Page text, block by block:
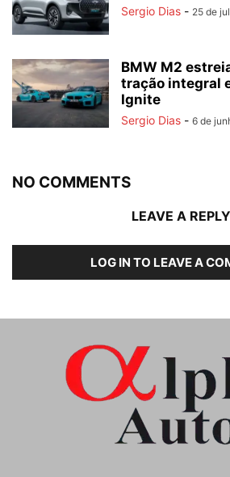
Sergio Dias - 25 de
BMW M2
tração integral
Ignite
Sergio Dias - 6 de
NO COMMENTS
LEAVE A REPLY
LOG IN TO LEAVE A